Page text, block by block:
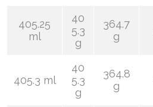
405.25
ml
40
5.3
g
364.7
g
405.3 ml
40
5.3
g
364.8
g